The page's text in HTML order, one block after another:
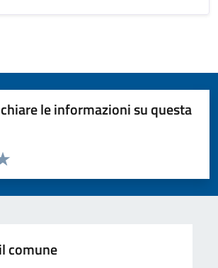
le informazioni su questa
pagina
5 stelle su 5
4 stelle su 5
su 5
su 5
5
comune